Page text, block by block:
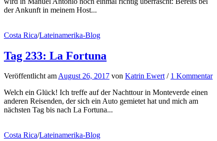
der Ankunft in meinem Host...
Costa Rica/Lateinamerika-Blog
Tag 233: La Fortuna
VeröffentlichtamAugust 26, 2017 von Katrin Ewert / 1 Kommentar
Welch ein Glück! Ich treffe auf der Nachttour in Monteverde einen
anderen Reisenden, der sich ein Auto gemietet hat und mich am
nächsten Tag bis nach La Fortuna...
Costa Rica/Lateinamerika-Blog